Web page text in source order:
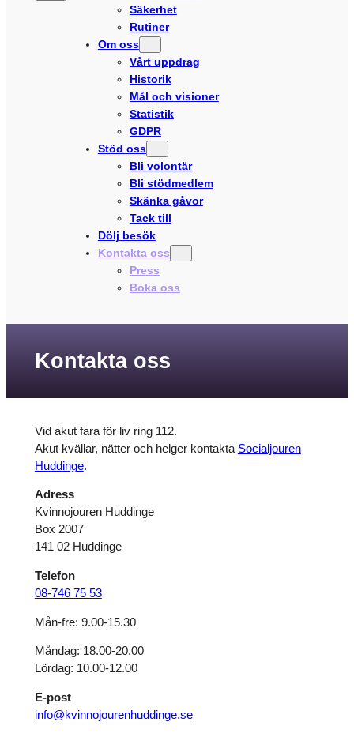
Säkerhet
Rutiner
Om oss
Vårt uppdrag
Historik
Mål och visioner
Statistik
GDPR
Stöd oss
Bli volontär
Bli stödmedlem
Skänka gåvor
Tack till
Dölj besök
Kontakta oss
Press
Boka oss
Kontakta oss
Vid akut fara för liv ring 112.
Akut kvällar, nätter och helger kontakta Socialjouren
Huddinge.
Adress
Kvinnojouren Huddinge
Box 2007
141 02 Huddinge
Telefon
08-746 75 53
Mån-fre: 9.00-15.30
Måndag: 18.00-20.00
Lördag: 10.00-12.00
E-post
info@kvinnojourenhuddinge.se